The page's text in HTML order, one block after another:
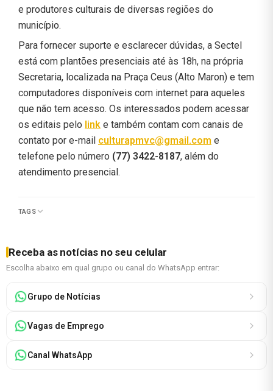
e produtores culturais de diversas regiões do
município.
Para fornecer suporte e esclarecer dúvidas, a Sectel
está com plantões presenciais até às 18h, na própria
Secretaria, localizada na Praça Ceus (Alto Maron) e tem
computadores disponíveis com internet para aqueles
que não tem acesso. Os interessados podem acessar
os editais pelo link e também contam com canais de
contato por e-mail culturapmvc@gmail.com e
telefone pelo número (77) 3422-8187, além do
atendimento presencial.
TAGS
Receba as notícias no seu celular
Escolha abaixo em qual grupo ou canal do WhatsApp entrar:
Grupo de Notícias
Vagas de Emprego
Canal WhatsApp